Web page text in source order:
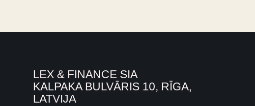
LEX & FINANCE SIA
KALPAKA BULVĀRIS 10, RĪGA,
LATVIJA